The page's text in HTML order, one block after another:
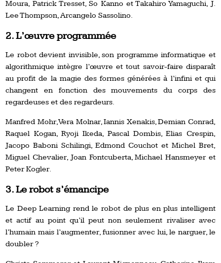
Moura, Patrick Tresset, So Kanno et Takahiro Yamaguchi, J.
Lee Thompson, Arcangelo Sassolino.
2. L’œuvre programmée
Le robot devient invisible, son programme informatique et
algorithmique intègre l’œuvre et tout savoir-faire disparaît
au profit de la magie des formes générées à l’infini et qui
changent en fonction des mouvements du corps des
regardeuses et des regardeurs.
Manfred Mohr, Vera Molnar, Iannis Xenakis, Demian Conrad,
Raquel Kogan, Ryoji Ikeda, Pascal Dombis, Elias Crespin,
Jacopo Baboni Schilingi, Edmond Couchot et Michel Bret,
Miguel Chevalier, Joan Fontcuberta, Michael Hansmeyer et
Peter Kogler.
3. Le robot s’émancipe
Le Deep Learning rend le robot de plus en plus intelligent
et actif au point qu’il peut non seulement rivaliser avec
l’humain mais l’augmenter, fusionner avec lui, le narguer, le
doubler ?